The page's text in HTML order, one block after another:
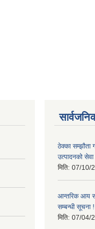
ठेक्का सम्झौता
उत्पादनको
मिति: 07/10/
आन्तरिक आय
सम्बन्धी सूचना !
मिति: 07/04/